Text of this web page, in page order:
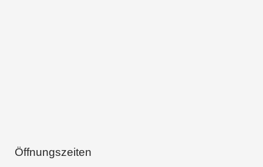
Öffnungszeiten